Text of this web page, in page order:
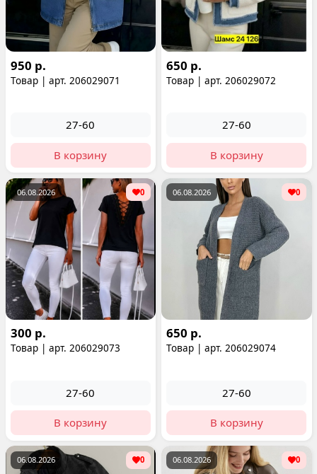
950 р.
Товар | арт. 206029071
27-60
В корзину
650 р.
Товар | арт. 206029072
27-60
В корзину
06.08.2026 0
300 р.
Товар | арт. 206029073
27-60
В корзину
06.08.2026 0
650 р.
Товар | арт. 206029074
27-60
В корзину
06.08.2026 0 06.08.2026 0